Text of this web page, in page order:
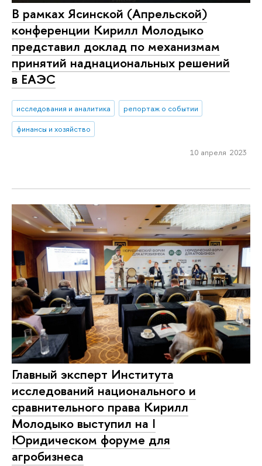
В рамках Ясинской (Апрельской)
конференции Кирилл Молодыко
представил доклад по механизмам
принятий наднациональных решений
в ЕАЭС
исследования и аналитика
репортаж о событии
финансы и хозяйство
10 апреля 2023
Главный эксперт Института
исследований национального и
сравнительного права Кирилл
Молодыко выступил на I
Юридическом форуме для
агробизнеса